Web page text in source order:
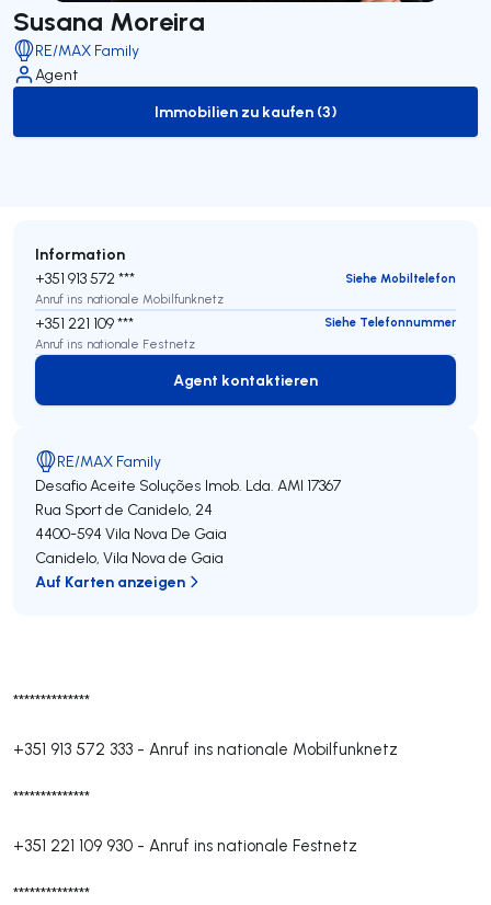
Susana Moreira
RE/MAX Family
Agent
to-buy-listing
Immobilien zu kaufen (3)
**************
+351 913 572 333 - Anruf ins nationale Mobilfunknetz
**************
+351 221 109 930 - Anruf ins nationale Festnetz
**************
Information
+351 913 572 ***
Siehe Mobiltelefon
Anruf ins nationale Mobilfunknetz
+351 221 109 ***
Siehe Telefonnummer
Anruf ins nationale Festnetz
Agent kontaktieren
Agent kontaktieren
RE/MAX Family
Desafio Aceite Soluções Imob. Lda. AMI 17367
Rua Sport de Canidelo, 24
4400-594 Vila Nova De Gaia
Canidelo, Vila Nova de Gaia
Auf Karten anzeigen